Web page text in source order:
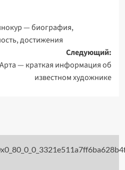
— биография,
достижения
Следующий:
— краткая информация об
известном художнике